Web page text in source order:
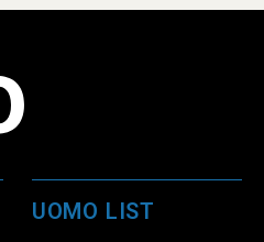
UOMO LIST